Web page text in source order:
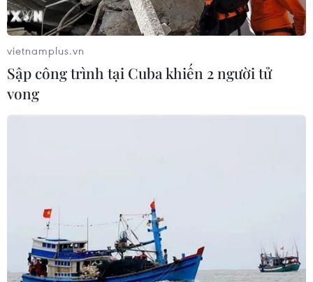
#Xuất khẩu hồ tiêu
#Hồ tiêu Việt Nam
#Sản lượng hồ tiêu
vietnamplus.vn
Sập công trình tại Cuba khiến 2 người tử
vong